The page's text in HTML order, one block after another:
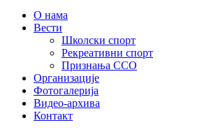
О нама
Вести
Школски спорт
Рекреативни спорт
Признања ССО
Oрганизације
Фотогалерија
Видео-архива
Контакт